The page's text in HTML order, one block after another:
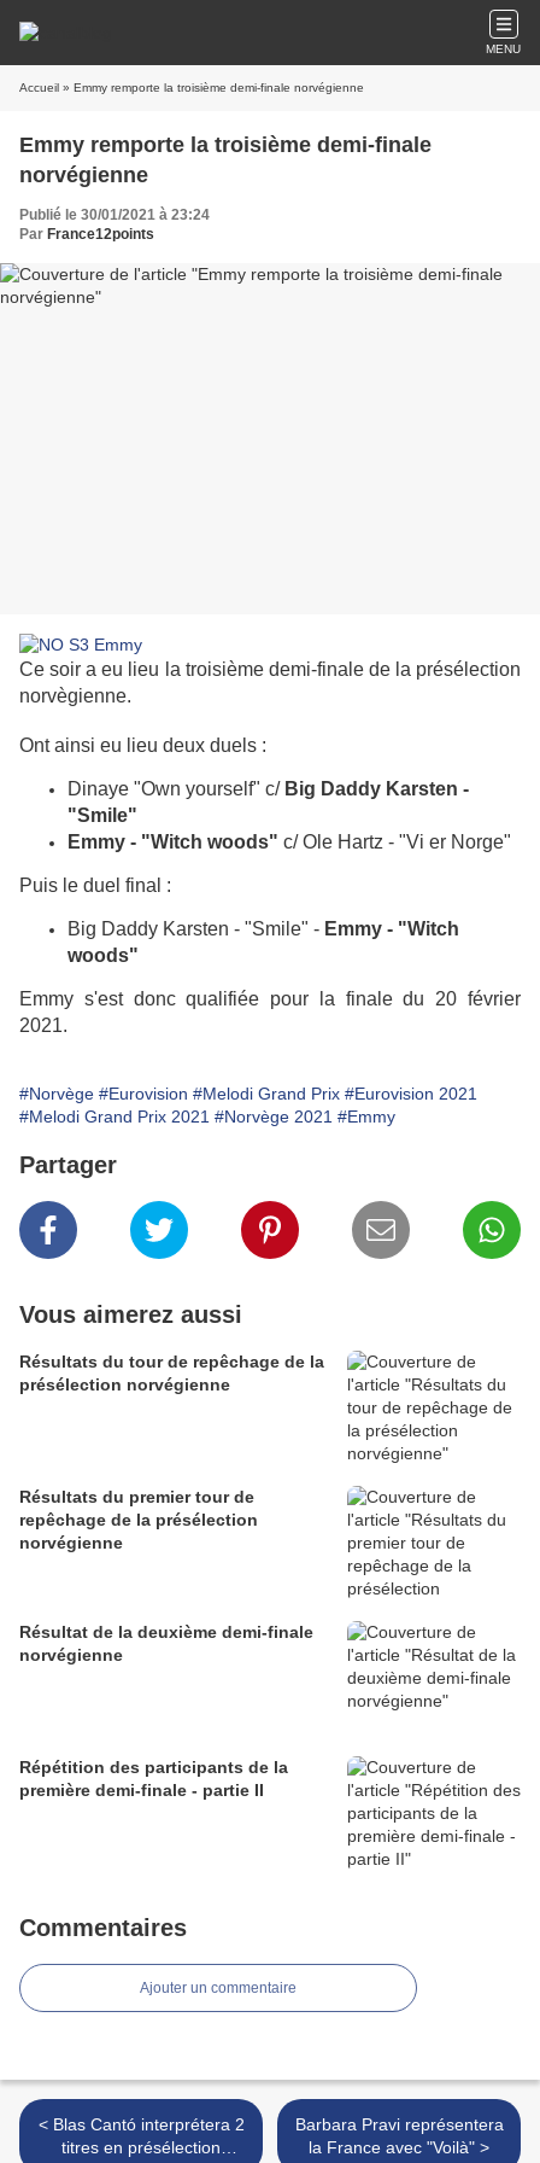
MENU
Accueil » Emmy remporte la troisième demi-finale norvégienne
Emmy remporte la troisième demi-finale
norvégienne
Publié le 30/01/2021 à 23:24
Par France12points
Ce soir a eu lieu la troisième demi-finale de la présélection
norvègienne.
Ont ainsi eu lieu deux duels :
Dinaye "Own yourself" c/ Big Daddy Karsten -
"Smile"
Emmy - "Witch woods" c/ Ole Hartz - "Vi er Norge"
Puis le duel final :
Big Daddy Karsten - "Smile" - Emmy - "Witch
woods"
Emmy s'est donc qualifiée pour la finale du 20 février
2021.
#Norvège #Eurovision #Melodi Grand Prix #Eurovision 2021
#Melodi Grand Prix 2021 #Norvège 2021 #Emmy
Partager
Vous aimerez aussi
Résultats du tour de repêchage de la
présélection norvégienne
Résultats du premier tour de
repêchage de la présélection
norvégienne
Résultat de la deuxième demi-finale
norvégienne
Répétition des participants de la
première demi-finale - partie II
Commentaires
Ajouter un commentaire
< Blas Cantó interprétera 2
titres en présélection
Barbara Pravi représentera
la France avec "Voilà" >